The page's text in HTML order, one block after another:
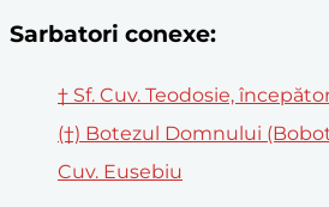
Sarbatori conexe:
† Sf. Cuv. Teodosie,
(†) Botezul Domnului
Cuv. Eusebiu